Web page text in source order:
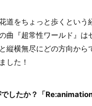
道をちょっと歩くとい
曲『超常性ワールド』
縦横無尽にどの方向か
した！
たか？「Re:animation